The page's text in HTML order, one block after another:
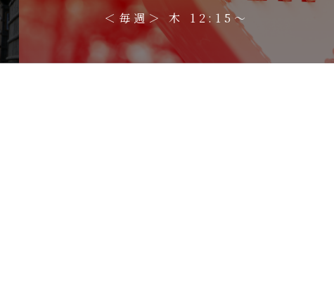
＜毎週＞ 木 12:15〜